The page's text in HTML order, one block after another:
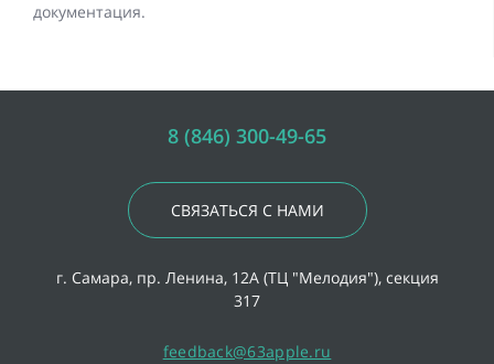
документация.
8 (846) 300-49-65
СВЯЗАТЬСЯ С НАМИ
г. Самара, пр. Ленина, 12А (ТЦ "Мелодия"), секция
317
feedback@63apple.ru